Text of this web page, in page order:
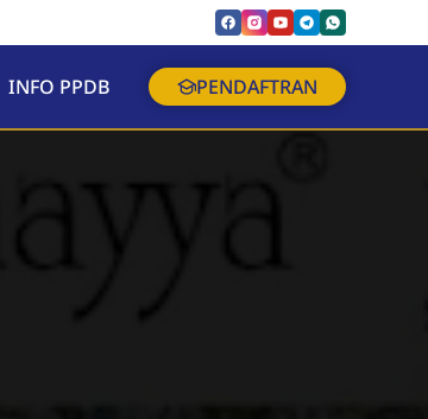
INFO PPDB PENDAFTRAN